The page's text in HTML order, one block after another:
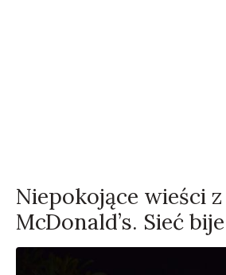
Niepokojące wieści z
McDonald’s. Sieć